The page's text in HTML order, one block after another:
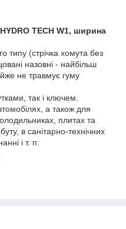
TECH W1, ширина
типу (стрічка хомута без
назовні - найбільш
не травмує гуму
так і ключем.
а також для
плитах та
в санітарно-технічних
і т. п.